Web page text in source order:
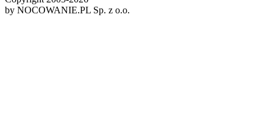
by NOCOWANIE.PL Sp. z o.o.